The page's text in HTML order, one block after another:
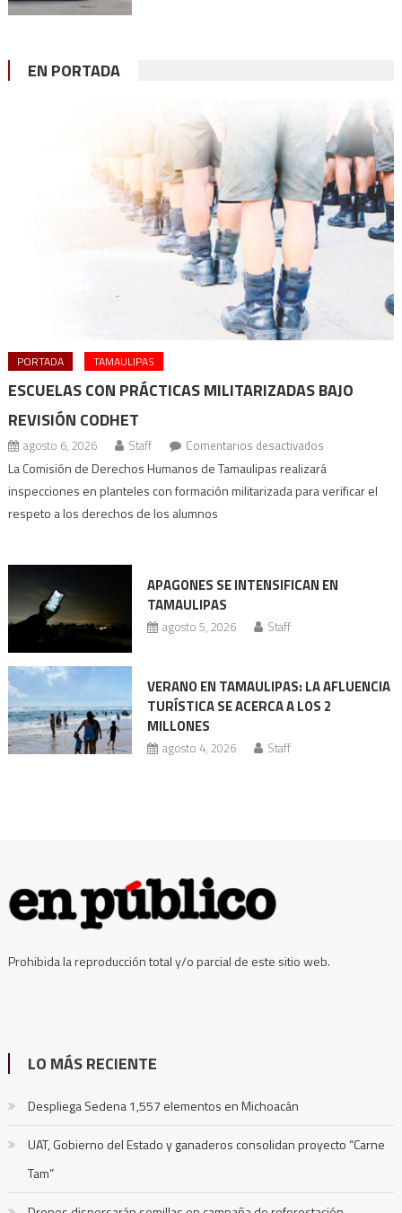
EN PORTADA
PORTADA TAMAULIPAS
ESCUELAS CON PRÁCTICAS MILITARIZADAS BAJO
REVISIÓN CODHET
agosto 6, 2026 Staff Comentarios desactivadosen
Escuelas
con
Codhet
La Comisión de Derechos Humanos de Tamaulipas realizará
inspecciones en planteles con formación militarizada para verificar el
respeto a los derechos de los alumnos
APAGONES SE INTENSIFICAN EN
TAMAULIPAS
agosto 5, 2026 Staff
VERANO EN TAMAULIPAS: LA AFLUENCIA
TURÍSTICA SE ACERCA A LOS 2
MILLONES
agosto 4, 2026 Staff
Prohibida la reproducción total y/o parcial de este sitio web.
LO MÁS RECIENTE
Despliega Sedena 1,557 elementos en Michoacán
UAT, Gobierno del Estado y ganaderos consolidan proyecto “Carne
Tam”